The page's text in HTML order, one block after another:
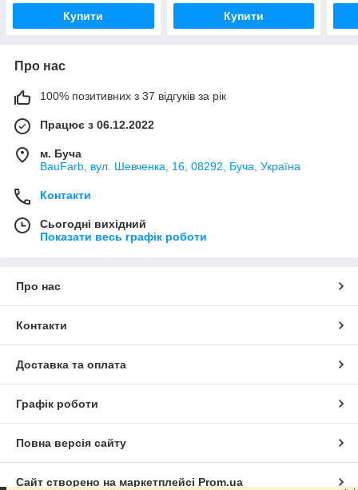
Купити Купити
Про нас
100% позитивних з 37 відгуків за рік
Працює з 06.12.2022
м. Буча
BauFarb, вул. Шевченка, 16, 08292, Буча, Україна
Контакти
Сьогодні вихідний
Показати весь графік роботи
Про нас
Контакти
Доставка та оплата
Графік роботи
Повна версія сайту
Сайт створено на маркетплейсі Prom.ua